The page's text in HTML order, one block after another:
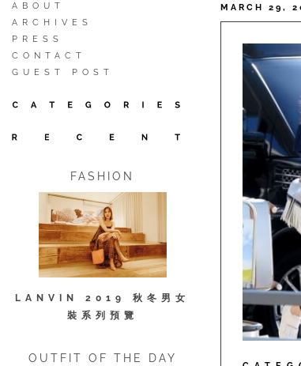
ABOUT
ARCHIVES
PRESS
CONTACT
GUEST POST
FASHION
LANVIN 2019 秋冬男女
裝系列預覽
OUTFIT OF THE DAY
MARCH 29,